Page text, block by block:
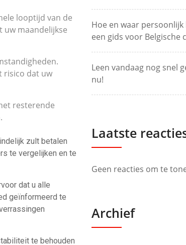
looptijd van de
uw maandelijkse
risico dat uw
resterende
zult betalen
te vergelijken en te
dat u alle
geïnformeerd te
te behouden
Hoe en waar
een gids voor Belgische
Leen vandaag nog snel
nu!
Laatste
Geen reacties om te
Archief